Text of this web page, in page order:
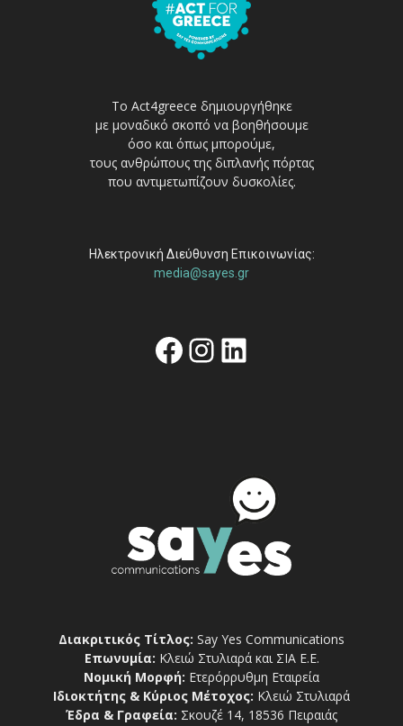
Το Act4greece δημιουργήθηκε
με μοναδικό σκοπό να βοηθήσουμε
όσο και όπως μπορούμε,
τους ανθρώπους της διπλανής πόρτας
που αντιμετωπίζουν δυσκολίες.
Ηλεκτρονική Διεύθυνση Επικοινωνίας:
media@sayes.gr
Facebook
Instagram
Linkedin
Διακριτικός Τίτλος: Say Yes Communications
Επωνυμία: Κλειώ Στυλιαρά και ΣΙΑ Ε.Ε.
Νομική Μορφή: Ετερόρρυθμη Εταιρεία
Ιδιοκτήτης & Κύριος Μέτοχος: Κλειώ Στυλιαρά
Έδρα & Γραφεία: Σκουζέ 14, 18536 Πειραιάς